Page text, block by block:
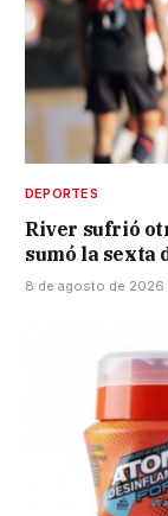
DEPORTES
River sufrió
sumó la sexta
8 de agosto de 2026